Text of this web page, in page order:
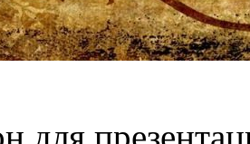
для